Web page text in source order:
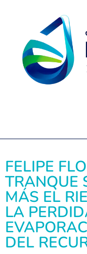
FELIPE
TRANQUE
MÁS EL
LA
DEL